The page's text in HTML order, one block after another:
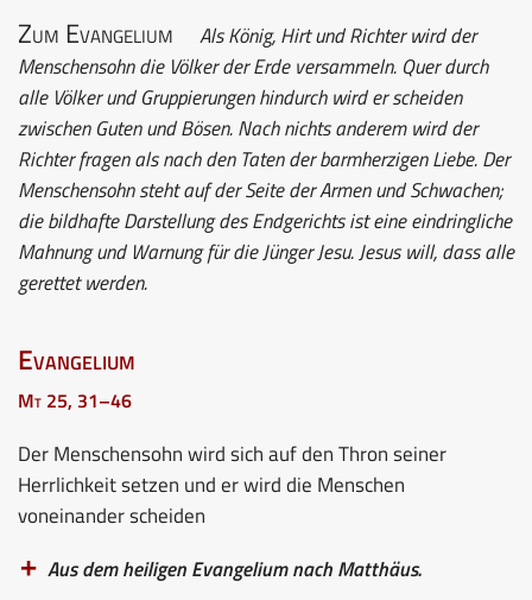
Zum Evangelium
Als König, Hirt und Richter wird der
Menschensohn die Völker der Erde versammeln. Quer durch
alle Völker und Gruppierungen hindurch wird er scheiden
zwischen Guten und Bösen. Nach nichts anderem wird der
Richter fragen als nach den Taten der barmherzigen Liebe. Der
Menschensohn steht auf der Seite der Armen und Schwachen;
die bildhafte Darstellung des Endgerichts ist eine eindringliche
Mahnung und Warnung für die Jünger Jesu. Jesus will, dass alle
gerettet werden.
Evangelium
Mt 25, 31–46
Der Menschensohn wird sich auf den Thron seiner
Herrlichkeit setzen und er wird die Menschen
voneinander scheiden
Aus dem heiligen Evangelium nach Matthäus.